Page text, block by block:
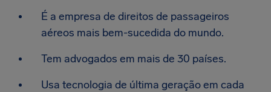
É a empresa de direitos de passageiros
aéreos mais bem-sucedida do mundo.
Tem advogados em mais de 30 países.
Usa tecnologia de última geração em cada